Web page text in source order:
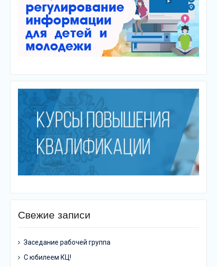
Свежие записи
Заседание рабочей группа
С юбилеем КЦ!